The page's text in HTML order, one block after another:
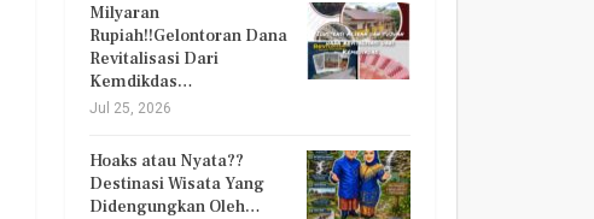
Milyaran
Rupiah!!Gelontoran Dana
Revitalisasi Dari
Kemdikdas…
Jul 25, 2026
Hoaks atau Nyata??
Destinasi Wisata Yang
Didengungkan Oleh…